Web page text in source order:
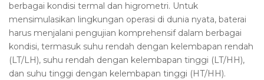
berbagai kondisi termal dan higrometri. Untuk
mensimulasikan lingkungan operasi di dunia nyata, baterai
harus menjalani pengujian komprehensif dalam berbagai
kondisi, termasuk suhu rendah dengan kelembapan rendah
(LT/LH), suhu rendah dengan kelembapan tinggi (LT/HH),
dan suhu tinggi dengan kelembapan tinggi (HT/HH).